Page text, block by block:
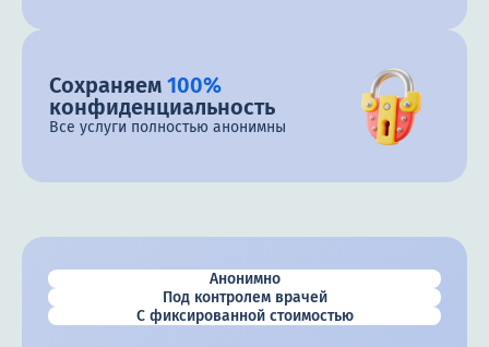
Сохраняем 100%
конфиденциальность
Все услуги полностью анонимны
Анонимно
Под контролем врачей
С фиксированной стоимостью